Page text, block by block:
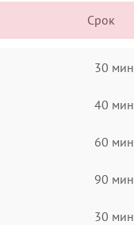
Срок
30 мин
40 мин
60 мин
90 мин
30 мин